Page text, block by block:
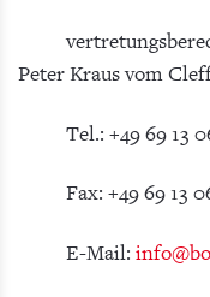
Peter Kraus vom
Tel.: +49 69 13
Fax: +49 69 13
E-Mail: info